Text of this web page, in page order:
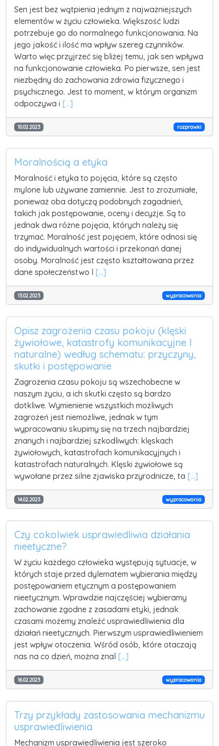
Sen jest bez wątpienia jednym z najważniejszych
elementów w życiu człowieka. Większość ludzi
potrzebuje go do normalnego funkcjonowania. Na
jego jakość i ilość ma wpływ szereg czynników.
Warto więc przyjrzeć się bliżej temu, jak sen wpływa
na funkcjonowanie człowieka. Po pierwsze, sen jest
niezbędny do zachowania zdrowia fizycznego i
psychicznego. Jest to moment, w którym organizm
odpoczywa i [...]
10.02.2023 rozprawki
Moralnością a etyka
Moralność i etyka to pojęcia, które są często
mylone lub używane zamiennie. Jest to zrozumiałe,
ponieważ oba dotyczą podobnych zagadnień,
takich jak postępowanie, oceny i decyzje. Są to
jednak dwa różne pojęcia, których należy się
trzymać. Moralność jest pojęciem, które odnosi się
do indywidualnych wartości i przekonań danej
osoby. Moralność jest często kształtowana przez
dane społeczeństwo l [...]
13.02.2023 wypracowania
Opisz zagrożenia czasu pokoju (klęski
żywiołowe, katastrofy komunikacyjne I
naturalne) według schematu: przyczyny,
skutki i postępowanie
Zagrożenia czasu pokoju są wszechobecne w
naszym życiu, a ich skutki często są bardzo
dotkliwe. Wymienienie wszystkich możliwych
zagrożeń jest niemożliwe, jednak w tym
wypracowaniu skupimy się na trzech najbardziej
znanych i najbardziej szkodliwych: klęskach
żywiołowych, katastrofach komunikacyjnych i
katastrofach naturalnych. Klęski żywiołowe są
wywołane przez silne zjawiska przyrodnicze, ta [...]
14.02.2023 wypracowania
Czy cokolwiek usprawiedliwia działania
nieetyczne?
W życiu każdego człowieka występują sytuacje, w
których staje przed dylematem wybierania między
postępowaniem etycznym a postępowaniem
nieetycznym. Wprawdzie najczęściej wybieramy
zachowanie zgodne z zasadami etyki, jednak
czasami możemy znaleźć usprawiedliwienia dla
działań nieetycznych. Pierwszym usprawiedliwieniem
jest wpływ otoczenia. Wśród osób, które otaczają
nas na co dzień, można znal [...]
16.02.2023 wypracowania
Trzy przykłady zastosowania mechanizmu
usprawiedliwienia
Mechanizm usprawiedliwienia jest szeroko